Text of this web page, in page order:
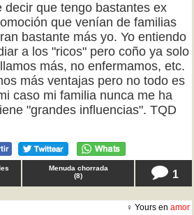
decir que tengo bastantes ex
que venían de familias
bastante más yo. Yo entiendo
a los "ricos" pero coño ya solo
más, no enfermamos, etc.
más ventajas pero no todo es
caso mi familia nunca me ha
"grandes influencias". TQD
Menuda chorrada
(8) 1
♀ Yours en amor